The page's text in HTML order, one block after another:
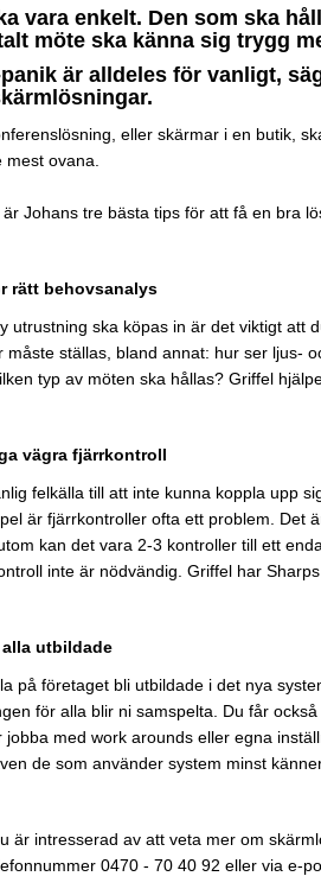
vara enkelt. Den som ska
möte ska känna sig trygg
panik är alldeles för vanligt,
eller skärmar i en butik,
mest ovana.
är Johans tre bästa tips för att få en bra
rätt behovsanalys
utrustning ska köpas in är det viktigt att
måste ställas, bland annat: hur ser ljus-
typ av möten ska hållas? Griffel
vägra fjärrkontroll
felkälla till att inte kunna koppla upp
är fjärrkontroller ofta ett problem. Det
kan det vara 2-3 kontroller till ett
inte är nödvändig . Griffel har
alla utbildade
på företaget bli utbildade i det nya
för alla blir ni samspelta. Du får
jobba med work arounds eller egna
de som använder system minst
är intresserad av att veta mer om
0470 - 70 40 92 eller via e-